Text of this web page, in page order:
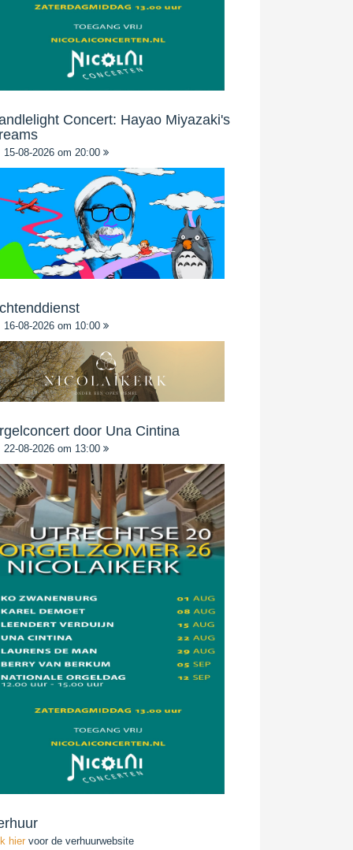
Concert: Hayao Miyazaki's
15-08-2026 om 20:00
16-08-2026 om 10:00
door Una Cintina
22-08-2026 om 13:00
hiervoor de verhuurwebsite